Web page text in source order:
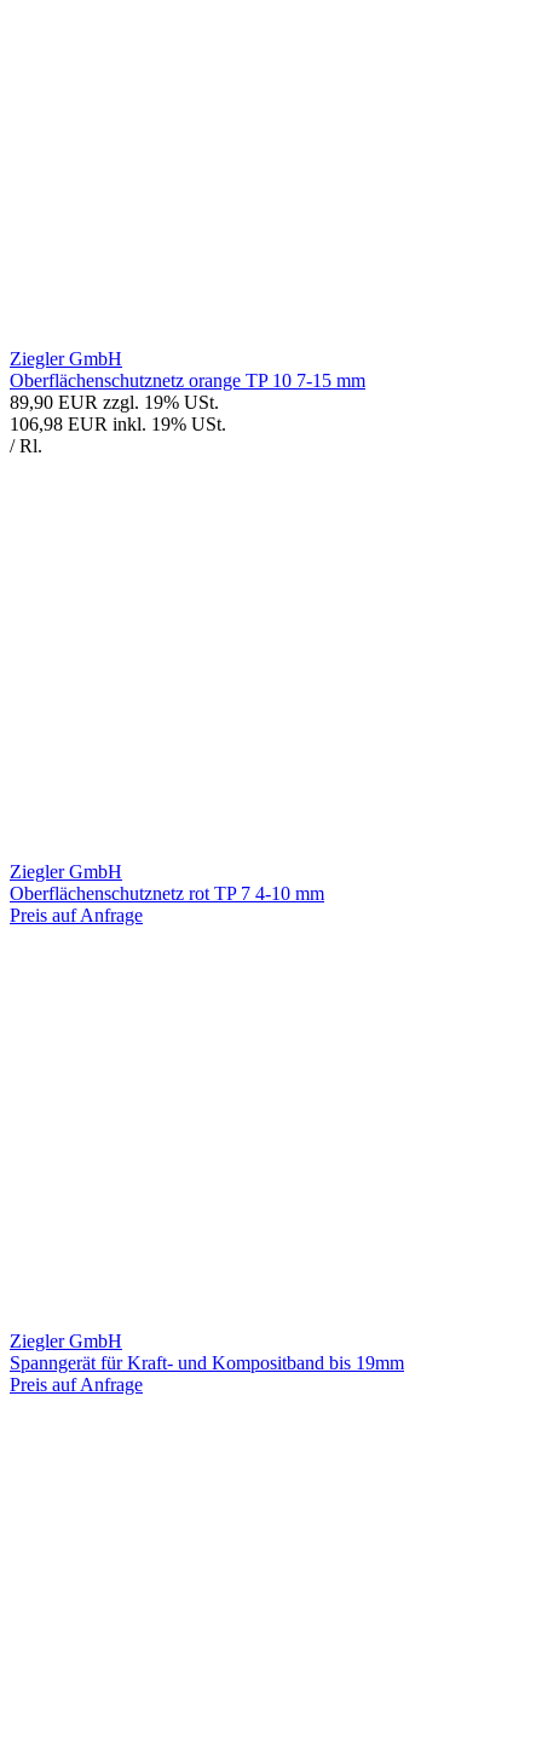
Ziegler GmbH
Oberflächenschutznetz orange TP 10 7-15 mm
89,90 EUR zzgl. 19% USt.
106,98 EUR inkl. 19% USt.
/ Rl.
Ziegler GmbH
Oberflächenschutznetz rot TP 7 4-10 mm
Preis auf Anfrage
Ziegler GmbH
Spanngerät für Kraft- und Kompositband bis 19mm
Preis auf Anfrage